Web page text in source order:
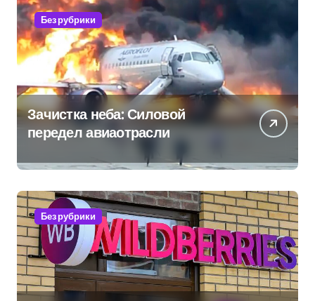
Без рубрики
Зачистка неба: Силовой
передел авиаотрасли
Без рубрики